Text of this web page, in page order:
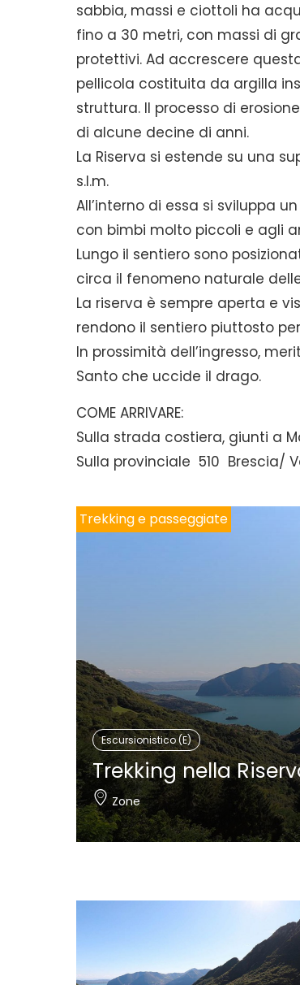
sabbia, massi e ciottoli ha
fino a 30 metri, con massi di
protettivi. Ad accrescere
pellicola costituita da argilla
struttura. Il processo di
di alcune decine di anni.
La Riserva si estende su una
s.l.m.
All’interno di essa si sviluppa
con bimbi molto piccoli e agli
Lungo il sentiero sono
circa il fenomeno naturale
La riserva è sempre aperta e
rendono il sentiero piuttosto
In prossimità dell’ingresso,
Santo che uccide il drago.
COME ARRIVARE:
Sulla strada costiera, giunti a
Sulla provinciale 510 Brescia/
Trekking e passeggiate
Escursionistico (E)
Trekking nella
Zone